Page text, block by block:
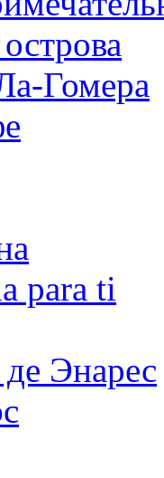
Гомера
para ti
Энарес